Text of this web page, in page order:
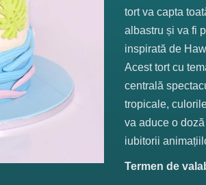
tort va capta
albastru și va fi
inspirată de
Acest tort cu
centrală
tropicale,
va aduce o
iubitorii
Termen de